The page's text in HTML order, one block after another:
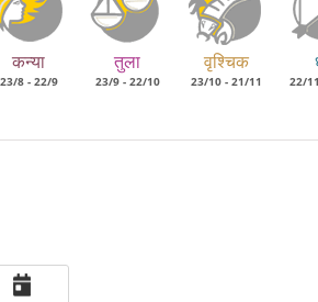
कन्या
23/8 - 22/9
तुला
23/9 - 22/10
वृश्चिक
23/10 - 21/11 22/